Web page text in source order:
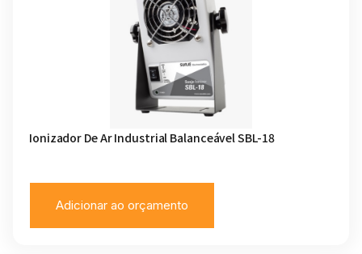
Ionizador De Ar Industrial Balanceável SBL-18
Adicionar ao orçamento